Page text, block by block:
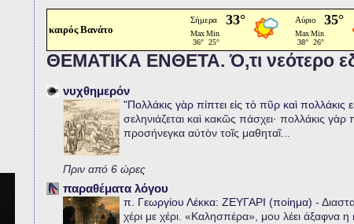
καιρός Βανάτο
ΘΕΜΑΤΙΚΑ ΕΝΘΕΤΑ. Ό,τι νεότερο
νυχθημερόν
"Πολλάκις γὰρ πίπτει εἰς τὸ πῦρ καὶ πολλάκις
σεληνιάζεται καὶ κακῶς πάσχει· πολλάκις γὰρ
προσήνεγκα αὐτὸν τοῖς μαθηταῖ...
Πριν από 6 ώρες
παραθέματα λόγου
π. Γεωργίου Λέκκα: ΖΕΥΓΑΡΙ (ποίημα) -
χέρι με χέρι. «Καλησπέρα», μου λέει άξαφνα η